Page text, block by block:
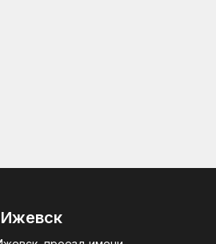
Ижевск